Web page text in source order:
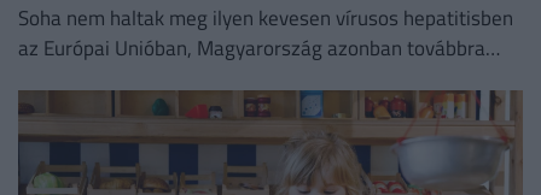
Soha nem haltak meg ilyen kevesen vírusos hepatitisben
az Európai Unióban, Magyarország azonban továbbra